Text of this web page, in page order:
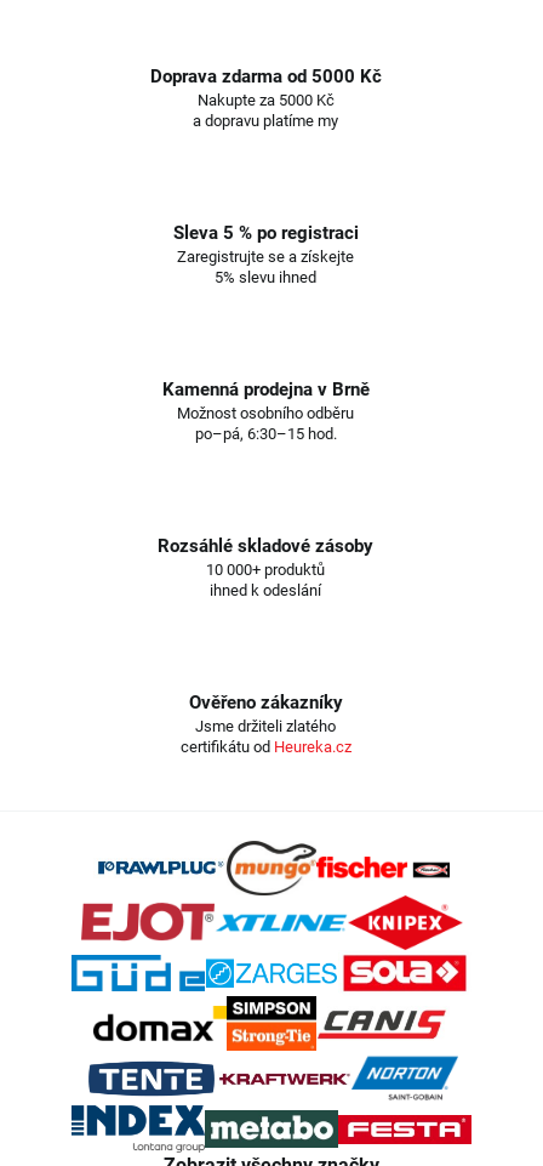
Doprava zdarma od 5000 Kč
Nakupte za 5000 Kč
a dopravu platíme my
Sleva 5 % po registraci
Zaregistrujte se a získejte
5% slevu ihned
Kamenná prodejna v Brně
Možnost osobního odběru
po–pá, 6:30–15 hod.
Rozsáhlé skladové zásoby
10 000+ produktů
ihned k odeslání
Ověřeno zákazníky
Jsme držiteli zlatého
certifikátu od Heureka.cz